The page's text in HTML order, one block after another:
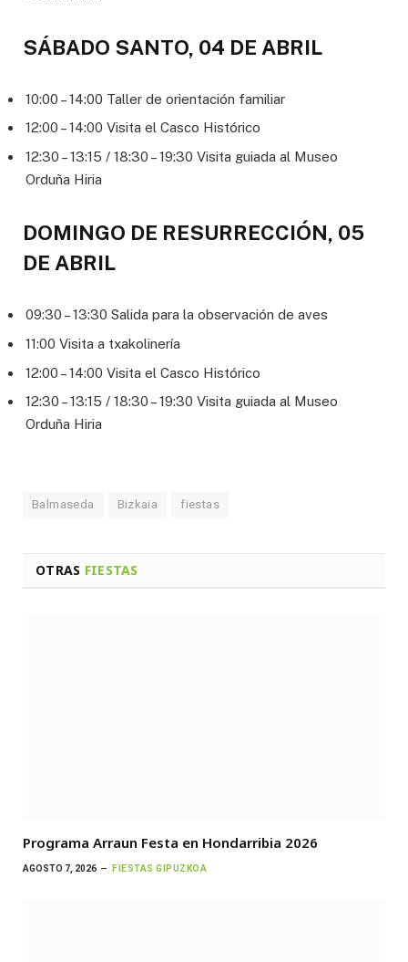
SÁBADO SANTO, 04 DE ABRIL
10:00 – 14:00 Taller de orientación familiar
12:00 – 14:00 Visita el Casco Histórico
12:30 – 13:15 / 18:30 – 19:30 Visita guiada al Museo
Orduña Hiria
DOMINGO DE RESURRECCIÓN, 05
DE ABRIL
09:30 – 13:30 Salida para la observación de aves
11:00 Visita a txakolinería
12:00 – 14:00 Visita el Casco Histórico
12:30 – 13:15 / 18:30 – 19:30 Visita guiada al Museo
Orduña Hiria
Balmaseda Bizkaia fiestas
OTRAS FIESTAS
Programa Arraun Festa en Hondarribia 2026
AGOSTO 7, 2026 FIESTAS GIPUZKOA